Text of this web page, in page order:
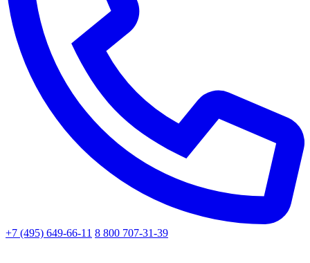
+7 (495) 649-66-11 8 800 707-31-39